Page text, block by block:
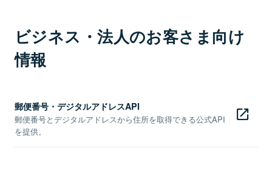
ビジネス・法人のお客さま向け
情報
郵便番号・デジタルアドレスAPI
郵便番号とデジタルアドレスから住所を取得できる公式API
を提供。